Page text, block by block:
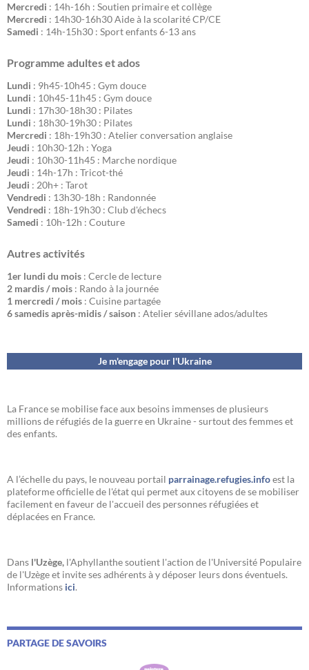
Mercredi : 14h-16h : Soutien primaire et collège
Mercredi : 14h30-16h30 Aide à la scolarité CP/CE
Samedi : 14h-15h30 : Sport enfants 6-13 ans
Programme adultes et ados
Lundi : 9h45-10h45 : Gym douce
Lundi : 10h45-11h45 : Gym douce
Lundi : 17h30-18h30 : Pilates
Lundi : 18h30-19h30 : Pilates
Mercredi : 18h-19h30 : Atelier conversation anglaise
Jeudi : 10h30-12h : Yoga
Jeudi : 10h30-11h45 : Marche nordique
Jeudi : 14h-17h : Tricot-thé
Jeudi : 20h+ : Tarot
Vendredi : 13h30-18h : Randonnée
Vendredi : 18h-19h30 : Club d'échecs
Samedi : 10h-12h : Couture
Autres activités
1er lundi du mois : Cercle de lecture
2 mardis / mois : Rando à la journée
1 mercredi / mois : Cuisine partagée
6 samedis après-midis / saison : Atelier sévillane ados/adultes
Je m'engage pour l'Ukraine
La France se mobilise face aux besoins immenses de plusieurs
millions de réfugiés de la guerre en Ukraine - surtout des femmes et
des enfants.
A l’échelle du pays, le nouveau portail parrainage.refugies.infoest la
plateforme officielle de l'état qui permet aux citoyens de se mobiliser
facilement en faveur de l'accueil des personnes réfugiées et
déplacées en France.
Dans l'Uzège, l'Aphyllanthe soutient l'action de l'Université Populaire
de l'Uzège et invite ses adhérents à y déposer leurs dons éventuels.
Informations ici.
PARTAGE DE SAVOIRS